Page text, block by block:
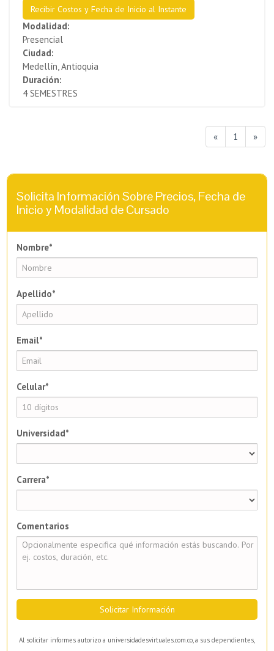
Recibir Costos y Fecha de Inicio al Instante
Modalidad:
Presencial
Ciudad:
Medellín, Antioquia
Duración:
4 SEMESTRES
« 1 »
Solicita Información Sobre Precios, Fecha de
Inicio y Modalidad de Cursado
Nombre*
Apellido*
Email*
Celular*
Universidad*
Carrera*
Comentarios
Solicitar Información
Al solicitar informes autorizo a universidadesvirtuales.com.co, a sus dependientes,